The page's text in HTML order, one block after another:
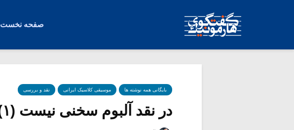
صفحه نخست
بایگانی همه نوشته ها موسیقی کلاسیک ایرانی نقد و بررسی
در نقد آلبوم سخنی نیست (۱)